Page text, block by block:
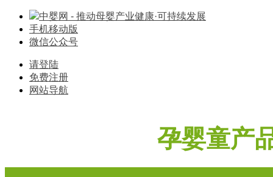
中婴网 - 推动母婴产业健康·可持续发展
手机移动版
微信公众号
请登陆
免费注册
网站导航
孕婴童产